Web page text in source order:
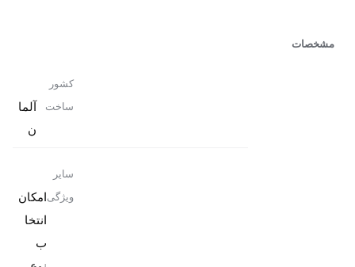
مشخصات
کشور
ساخت
آلما
ن
سایر
ویژگی امکان
انتخا
ب